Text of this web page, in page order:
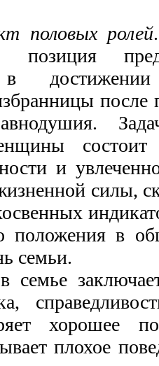
половых ролей
позиция
в
после
состоит
и
силы,
положения в
семьи.
хорошее
плохое